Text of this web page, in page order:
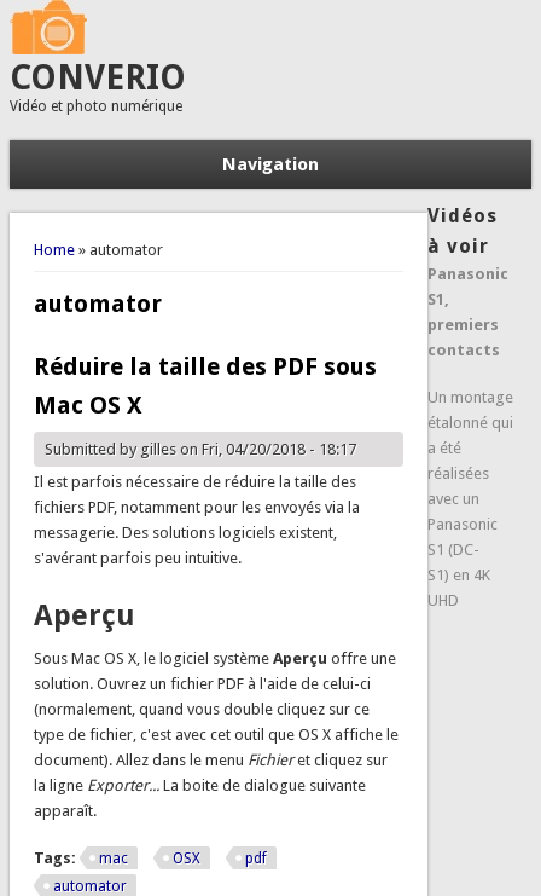
CONVERIO
Vidéo et photo numérique
Navigation
You are here
Home» automator
automator
Réduire la taille des PDF sous
Mac OS X
Submitted by gilleson Fri, 04/20/2018 - 18:17
Il est parfois nécessaire de réduire la taille des
fichiers PDF, notamment pour les envoyés via la
messagerie. Des solutions logiciels existent,
s'avérant parfois peu intuitive.
Aperçu
Sous Mac OS X, le logiciel système Aperçu offre une
solution. Ouvrez un fichier PDF à l'aide de celui-ci
(normalement, quand vous double cliquez sur ce
type de fichier, c'est avec cet outil que OS X affiche le
document). Allez dans le menu Fichieret cliquez sur
la ligne Exporter...La boite de dialogue suivante
apparaît.
Tags: mac OSX
pdf
automator
Vidéos
à voir
Panasonic
S1,
premiers
contacts
Un montage
étalonné qui
a été
réalisées
avec un
Panasonic
S1 (DC-
S1) en 4K
UHD